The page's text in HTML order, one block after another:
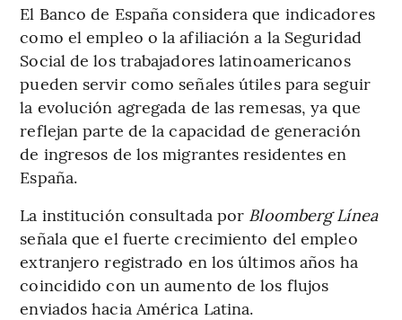
El Banco de España considera que indicadores
como el empleo o la afiliación a la Seguridad
Social de los trabajadores latinoamericanos
pueden servir como señales útiles para seguir
la evolución agregada de las remesas, ya que
reflejan parte de la capacidad de generación
de ingresos de los migrantes residentes en
España.
La institución consultada por Bloomberg Línea
señala que el fuerte crecimiento del empleo
extranjero registrado en los últimos años ha
coincidido con un aumento de los flujos
enviados hacia América Latina.